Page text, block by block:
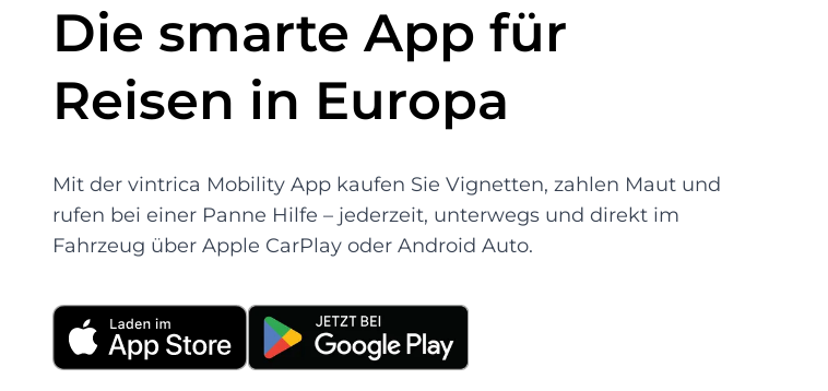
Die smarte App für
Reisen in Europa
Mit der vintrica Mobility App kaufen Sie Vignetten, zahlen Maut und
rufen bei einer Panne Hilfe – jederzeit, unterwegs und direkt im
Fahrzeug über Apple CarPlay oder Android Auto.